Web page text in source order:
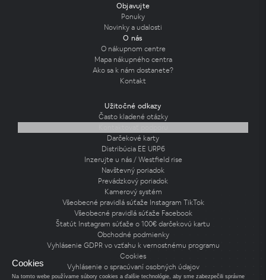
Cookies
Na tomto webe používame súbory cookies a ďalšie technológie, aby sme zabezpečili správne
Objavujte
Ponuky
Novinky a udalosti
O nás
O nákupnom centre
Mapa nákupného centra
Ako sa k nám dostanete?
Kontakt
Užitočné odkazy
Často kladené otázky
Darčekové karty
Distribúcia EE URP6
Inzerujte u nás / Westfield rise
Navštevný poriadok
Prevádzkový poriadok
Kamerový systém
Všeobecné pravidlá súťaže Instagram TikTok
Všeobecné pravidlá súťaže Facebook
Štatút Instagram súťaže o 100€ darčekovú kartu
Obchodné podmienky
Vyhlásenie GDPR vo vzťahu k vernostnému programu
Cookies
Vyhlásenie o spracúvaní osobných údajov